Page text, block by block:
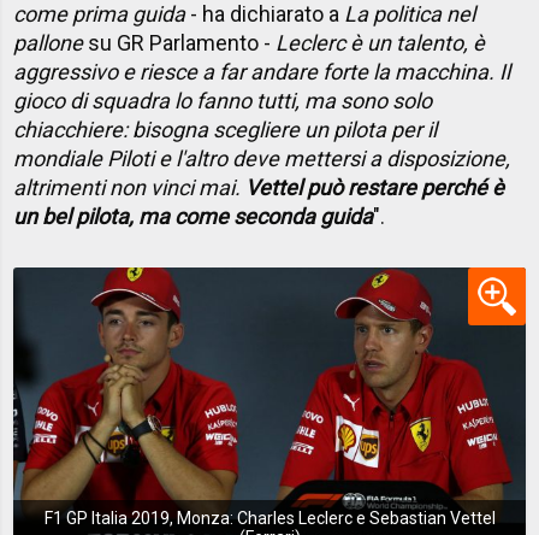
come prima guida- ha dichiarato a La politica nel
pallonesu GR Parlamento - Leclerc è un talento, è
aggressivo e riesce a far andare forte la macchina. Il
gioco di squadra lo fanno tutti, ma sono solo
chiacchiere: bisogna scegliere un pilota per il
mondiale Piloti e l'altro deve mettersi a disposizione,
altrimenti non vinci mai. Vettel può restare perché è
un bel pilota, ma come seconda guida".
F1 GP Italia 2019, Monza: Charles Leclerc e Sebastian Vettel